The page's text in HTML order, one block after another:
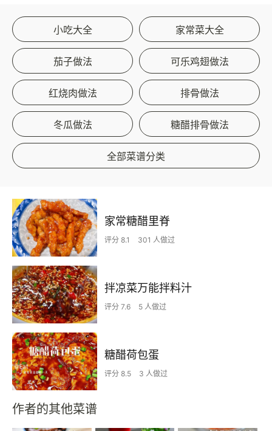
小吃大全 家常菜大全
茄子做法 可乐鸡翅做法
红烧肉做法 排骨做法
冬瓜做法 糖醋排骨做法
全部菜谱分类
家常糖醋里脊
评分 8.1 301 人做过
拌凉菜万能拌料汁
评分 7.6 5 人做过
糖醋荷包蛋
评分 8.5 3 人做过
作者的其他菜谱